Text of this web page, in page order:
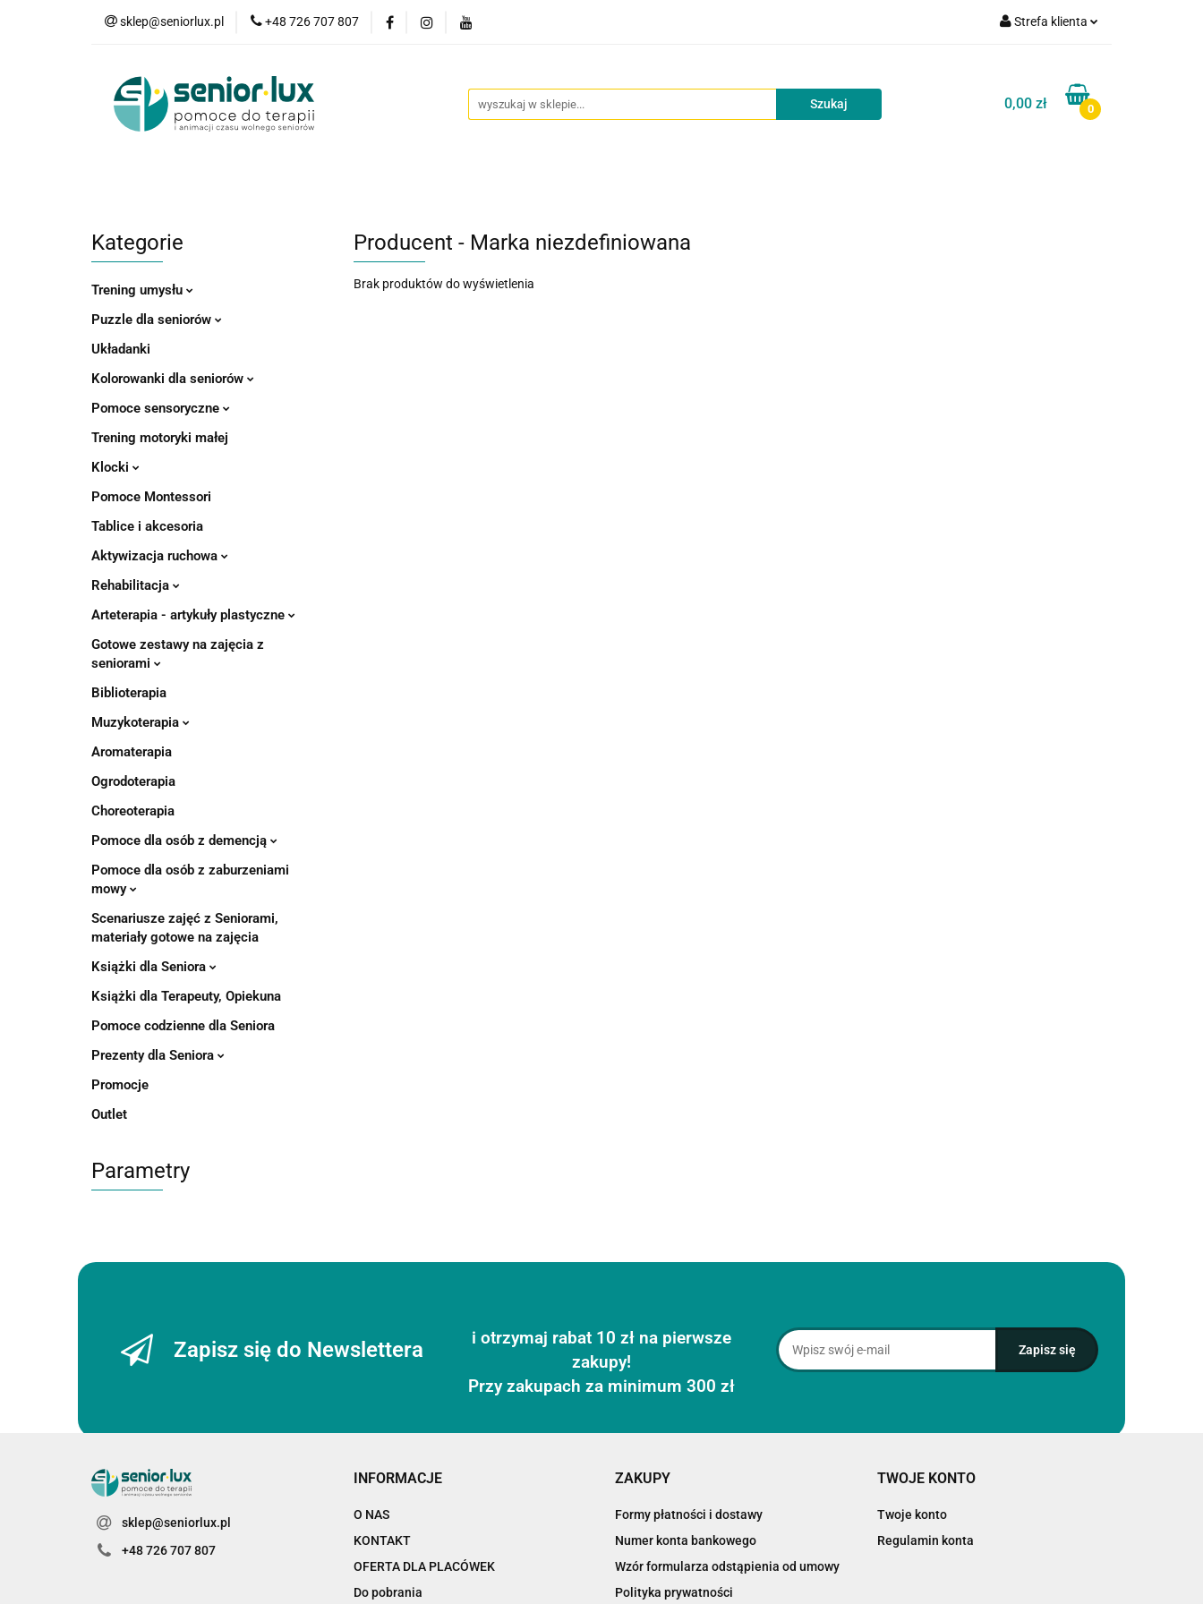
sklep@seniorlux.pl +48 726 707 807 Strefa klienta
Zarejestruj się
Dodaj zgłoszenie
0,00 zł 0
Promocje Nowości
Kategorie
Trening umysłu
Puzzle dla seniorów
Układanki
Kolorowanki dla seniorów
Pomoce sensoryczne
Trening motoryki małej
Klocki
Pomoce Montessori
Tablice i akcesoria
Aktywizacja ruchowa
Rehabilitacja
Arteterapia - artykuły plastyczne
Gotowe zestawy na zajęcia z
seniorami
Biblioterapia
Muzykoterapia
Aromaterapia
Ogrodoterapia
Choreoterapia
Pomoce dla osób z demencją
Pomoce dla osób z zaburzeniami
mowy
Scenariusze zajęć z Seniorami,
materiały gotowe na zajęcia
Książki dla Seniora
Książki dla Terapeuty, Opiekuna
Pomoce codzienne dla Seniora
Prezenty dla Seniora
Promocje
Outlet
Parametry
Producent - Marka niezdefiniowana
Brak produktów do wyświetlenia
Zapisz się do Newslettera
i otrzymaj rabat 10 zł na pierwsze
zakupy!
Przy zakupach za minimum 300 zł
sklep@seniorlux.pl
+48 726 707 807
INFORMACJE
O NAS
KONTAKT
OFERTA DLA PLACÓWEK
Do pobrania
ZAKUPY
Formy płatności i dostawy
Numer konta bankowego
Wzór formularza odstąpienia od umowy
Polityka prywatności
TWOJE KONTO
Twoje konto
Regulamin konta